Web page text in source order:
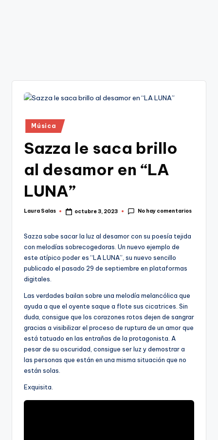
Publicado
en
Música
Sazza le saca brillo
al desamor en “LA
LUNA”
Publicado
Laura Salas octubre 3, 2023 No hay comentarios
Sazza sabe sacar la luz al desamor con su poesía tejida
con melodías sobrecogedoras. Un nuevo ejemplo de
este atípico poder es “LA LUNA”, su nuevo sencillo
publicado el pasado 29 de septiembre en plataformas
digitales.
Las verdades bailan sobre una melodía melancólica que
ayuda a que el oyente saque a flote sus cicatrices. Sin
duda, consigue que los corazones rotos dejen de sangrar
gracias a visibilizar el proceso de ruptura de un amor que
está tatuado en las entrañas de la protagonista. A
pesar de su oscuridad, consigue ser luz y demostrar a
las personas que están en una misma situación que no
están solas.
Exquisita.